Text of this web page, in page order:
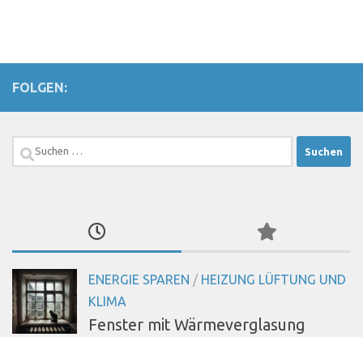
FOLGEN:
Suchen
ENERGIE SPAREN / HEIZUNG LÜFTUNG UND
KLIMA
Fenster mit Wärmeverglasung